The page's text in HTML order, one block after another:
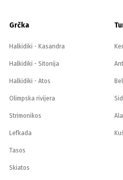
Grčka
Halkidiki - Kasandra
Halkidiki - Sitonija
Halkidiki - Atos
Olimpska rivijera
Strimonikos
Lefkada
Tasos
Skiatos